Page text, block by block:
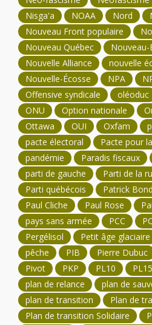
Nisga'a
NOAA Nord
Nouveau Front populaire
Nouveau Québec
Nouvelle Alliance
nouvelle
Nouvelle-Écosse
NPA
Offensive syndicale
oléoduc
ONU
Option nationale
Ottawa
OUI Oxfam
pacte électoral
Pacte pour
pandémie
Paradis fiscaux
parti de gauche
Parti de la
Parti québécois
Patrick Bond
Paul Cliche
Paul Rose
pays sans armée
PCC
Pergélisol
Petit âge glaciaire
pêche
PIB Pierre Dubuc
Pivot
PKP PL10 PL15
plan de relance
plan de
plan de transition
Plan de
Plan de transition Solidaire